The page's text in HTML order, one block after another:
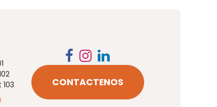
CONTACTENOS